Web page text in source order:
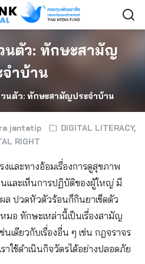
นตัว: ทักษะสามัญ
จำบ้าน
นตัว: ทักษะสามัญประจำบ้าน
jantatip DIGITAL LITERACY,
RIGHT
งและทางอ้อมเรื่องการดูสุขภาพ
นและเห็นการปฏิบัติของผู้ใหญ่ มี
ล ปวดหัวตัวร้อนก็กินยาเช็ดตัว
มอ ทักษะเหล่านี้เป็นเรื่องสามัญ
เดียวกับเรื่องอื่น ๆ เช่น กฎจราจร
ใช้ดำเนินกิจวัตรได้อย่างปลอดภัย